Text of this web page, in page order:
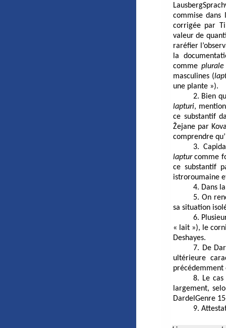
commise dans
corrigée par
valeur de
raréfier
la
comme
masculines (
une plante »).
2. Bien
lapturi,
ce substantif
Žejane par
comprendre
3.
lapturcomme
ce substantif
istroroumaine
4. Dans
5. On
sa situation
6.
« lait »), le
Deshayes.
7. De
ultérieure
précédemment
8. Le
largement,
DardelGenre
9.